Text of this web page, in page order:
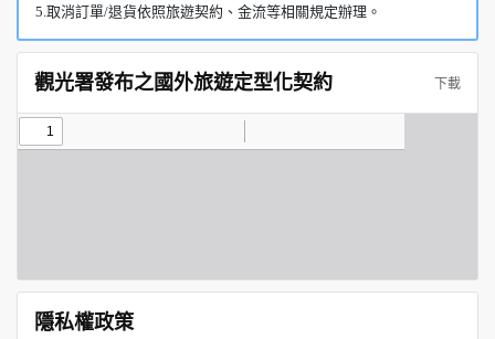
5.取消訂單/退貨依照旅遊契約、金流等相關規定辦理。
觀光署發布之國外旅遊定型化契約 下載
隱私權政策